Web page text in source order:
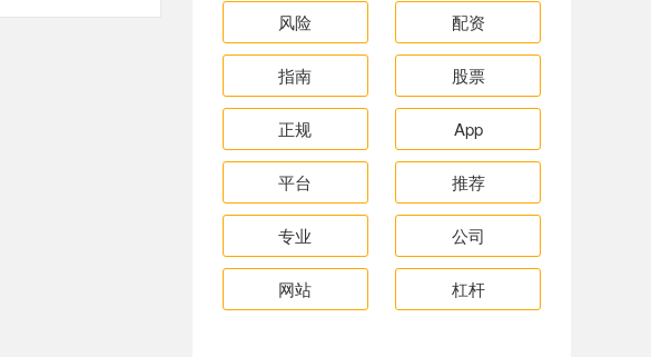
风险 配资
指南 股票
正规 App
平台 推荐
专业 公司
网站 杠杆